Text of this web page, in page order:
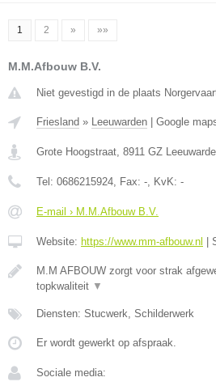
1 2 » »»
M.M.Afbouw B.V.
Niet gevestigd in de plaats
Friesland » Leeuwarden Google
Grote Hoogstraat, 8911 GZ
Tel: 0686215924, Fax: -, KvK: -
E-mail › M.M.Afbouw B.V.
Website: https://www.mm-afbouw.nl
M.M AFBOUW zorgt voor strak
topkwaliteit ▼
Diensten: Stucwerk, Schilderwerk
Er wordt gewerkt op afspraak.
Sociale media: